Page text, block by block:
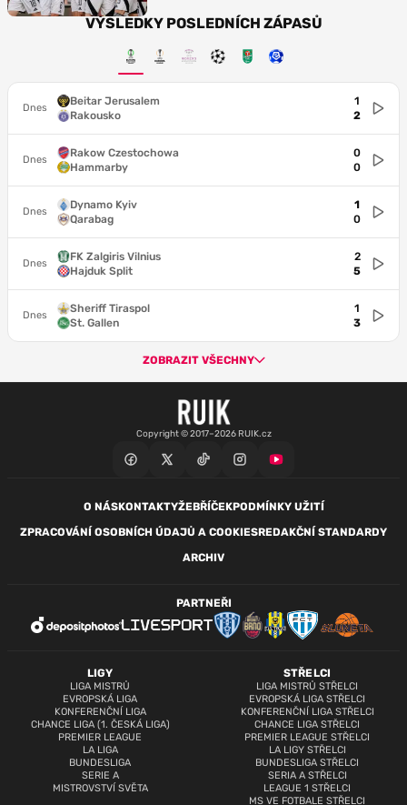
VÝSLEDKY POSLEDNÍCH ZÁPASŮ
Dnes
Beitar Jerusalem
Rakousko
1
2
Dnes
Rakow Czestochowa
Hammarby
0
0
Dnes
Dynamo Kyiv
Qarabag
1
0
Dnes
FK Zalgiris Vilnius
Hajduk Split
2
5
Dnes
Sheriff Tiraspol
St. Gallen
1
3
ZOBRAZIT VŠECHNY
Copyright © 2017–2026 RUIK.cz
O NÁSKONTAKTYŽEBŘÍČEKPODMÍNKY UŽITÍ
ZPRACOVÁNÍ OSOBNÍCH ÚDAJŮ A COOKIESREDAKČNÍ STANDARDY
ARCHIV
LIGY
LIGA MISTRŮ
EVROPSKÁ LIGA
KONFERENČNÍ LIGA
CHANCE LIGA (1. ČESKÁ LIGA)
PREMIER LEAGUE
LA LIGA
BUNDESLIGA
SERIE A
MISTROVSTVÍ SVĚTA
STŘELCI
LIGA MISTRŮ STŘELCI
EVROPSKÁ LIGA STŘELCI
KONFERENČNÍ LIGA STŘELCI
CHANCE LIGA STŘELCI
PREMIER LEAGUE STŘELCI
LA LIGY STŘELCI
BUNDESLIGA STŘELCI
SERIA A STŘELCI
LEAGUE 1 STŘELCI
MS VE FOTBALE STŘELCI
PARTNEŘI